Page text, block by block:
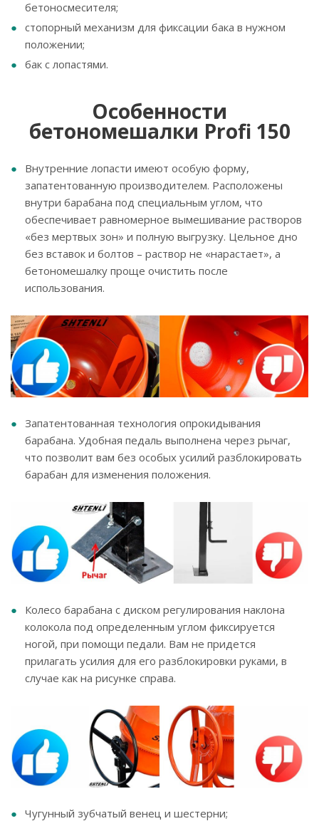
бетоносмесителя;
стопорный механизм для фиксации бака в нужном
положении;
бак с лопастями.
Особенности
бетономешалки Profi 150
Внутренние лопасти имеют особую форму,
запатентованную производителем. Расположены
внутри барабана под специальным углом, что
обеспечивает равномерное вымешивание растворов
«без мертвых зон» и полную выгрузку. Цельное дно
без вставок и болтов – раствор не «нарастает», а
бетономешалку проще очистить после
использования.
Запатентованная технология опрокидывания
барабана. Удобная педаль выполнена через рычаг,
что позволит вам без особых усилий разблокировать
барабан для изменения положения.
Колесо барабана с диском регулирования наклона
колокола под определенным углом фиксируется
ногой, при помощи педали. Вам не придется
прилагать усилия для его разблокировки руками, в
случае как на рисунке справа.
Чугунный зубчатый венец и шестерни;